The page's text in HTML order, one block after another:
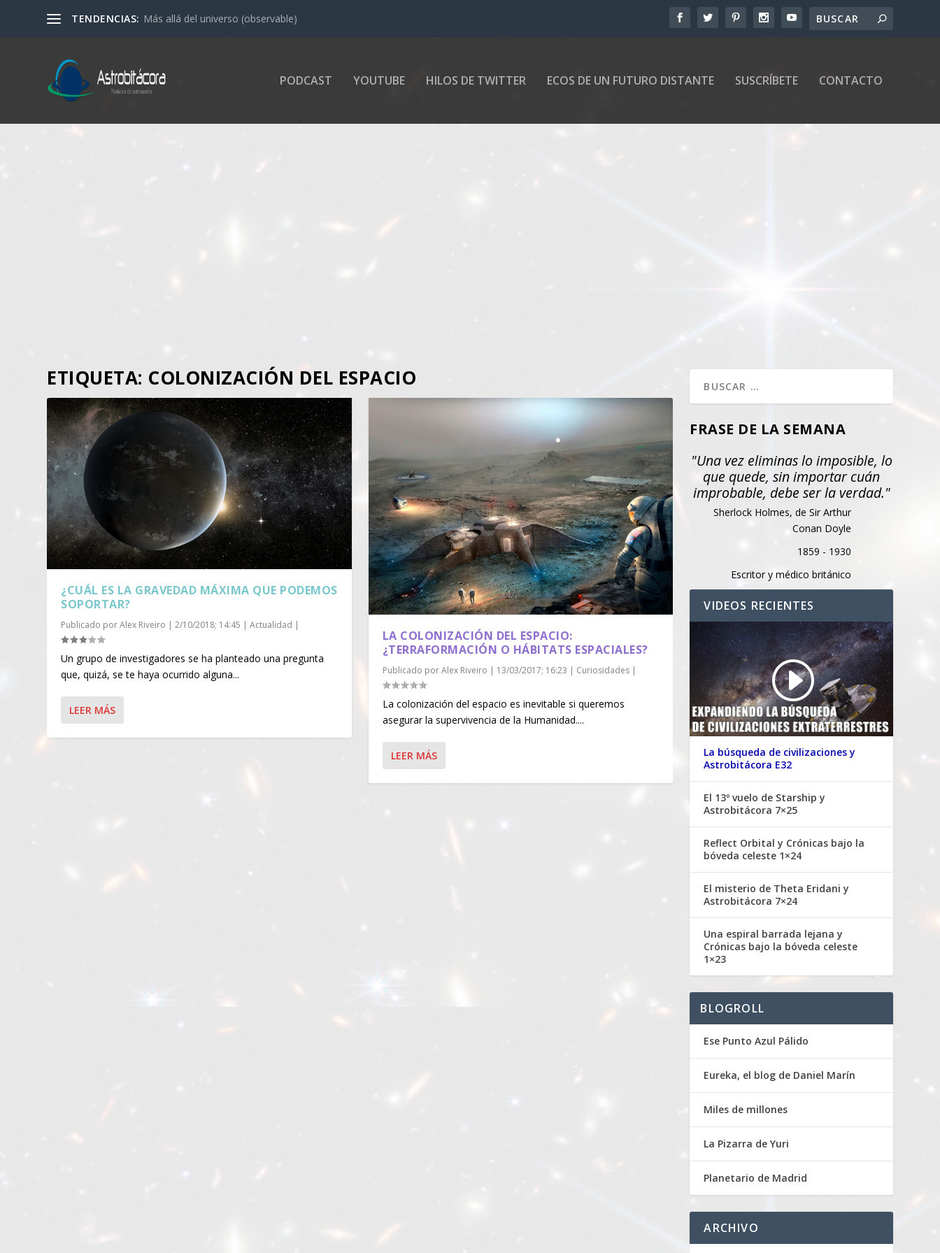
TENDENCIAS: Más allá del universo (observable)
PODCAST YOUTUBE HILOS DE TWITTER ECOS DE UN FUTURO DISTANTE SUSCRÍBETE CONTACTO
ETIQUETA: COLONIZACIÓN DEL ESPACIO
¿CUÁL ES LA GRAVEDAD MÁXIMA QUE PODEMOS
SOPORTAR?
Publicado porAlex Riveiro |2/10/2018; 14:45 |Actualidad
Un grupo de investigadores se ha planteado una pregunta
que, quizá, se te haya ocurrido alguna...
LEER MÁS
LA COLONIZACIÓN DEL ESPACIO:
¿TERRAFORMACIÓN O HÁBITATS ESPACIALES?
Publicado porAlex Riveiro | 13/03/2017; 16:23 | Curiosidades|
La colonización del espacio es inevitable si queremos
asegurar la supervivencia de la Humanidad....
LEER MÁS
FRASE DE LA SEMANA
"Una vez eliminas lo imposible, lo
que quede, sin importar cuán
improbable, debe ser la verdad."
Sherlock Holmes, de Sir Arthur
Conan Doyle
1859 - 1930
Escritor y médico británico
VIDEOS RECIENTES
La búsqueda de civilizaciones y
Astrobitácora E32
El 13º vuelo de Starship y
Astrobitácora 7×25
Reflect Orbital y Crónicas bajo la
bóveda celeste 1×24
El misterio de Theta Eridani y
Astrobitácora 7×24
Una espiral barrada lejana y
Crónicas bajo la bóveda celeste
1×23
BLOGROLL
Ese Punto Azul Pálido
Eureka, el blog de Daniel Marín
Miles de millones
La Pizarra de Yuri
Planetario de Madrid
ARCHIVO